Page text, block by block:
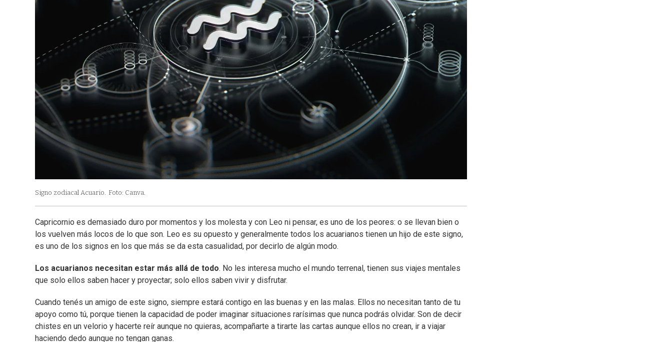
Signo zodiacal Acuario. Foto: Canva.
Capricornio es demasiado duro por momentos y los molesta y con Leo ni pensar, es uno de los peores: o se llevan bien o
los vuelven más locos de lo que son. Leo es su opuesto y generalmente todos los acuarianos tienen un hijo de este signo,
es uno de los signos en los que más se da esta casualidad, por decirlo de algún modo.
Los acuarianos necesitan estar más allá de todo. No les interesa mucho el mundo terrenal, tienen sus viajes mentales
que solo ellos saben hacer y proyectar; solo ellos saben vivir y disfrutar.
Cuando tenés un amigo de este signo, siempre estará contigo en las buenas y en las malas. Ellos no necesitan tanto de tu
apoyo como tú, porque tienen la capacidad de poder imaginar situaciones rarísimas que nunca podrás olvidar. Son de decir
chistes en un velorio y hacerte reír aunque no quieras, acompañarte a tirarte las cartas aunque ellos no crean, ir a viajar
haciendo dedo aunque no tengan ganas.